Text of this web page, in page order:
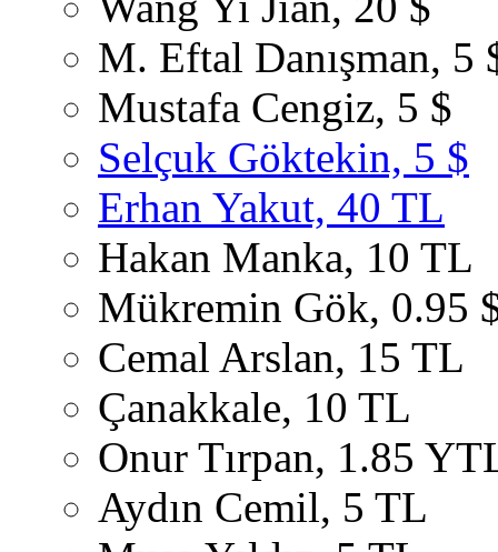
M. Eftal Danışman, 5
Mustafa Cengiz, 5 $
Selçuk Göktekin, 5 $
Erhan Yakut, 40 TL
Hakan Manka, 10 TL
Mükremin Gök, 0.95
Cemal Arslan, 15 TL
Çanakkale, 10 TL
Onur Tırpan, 1.85
Aydın Cemil, 5 TL